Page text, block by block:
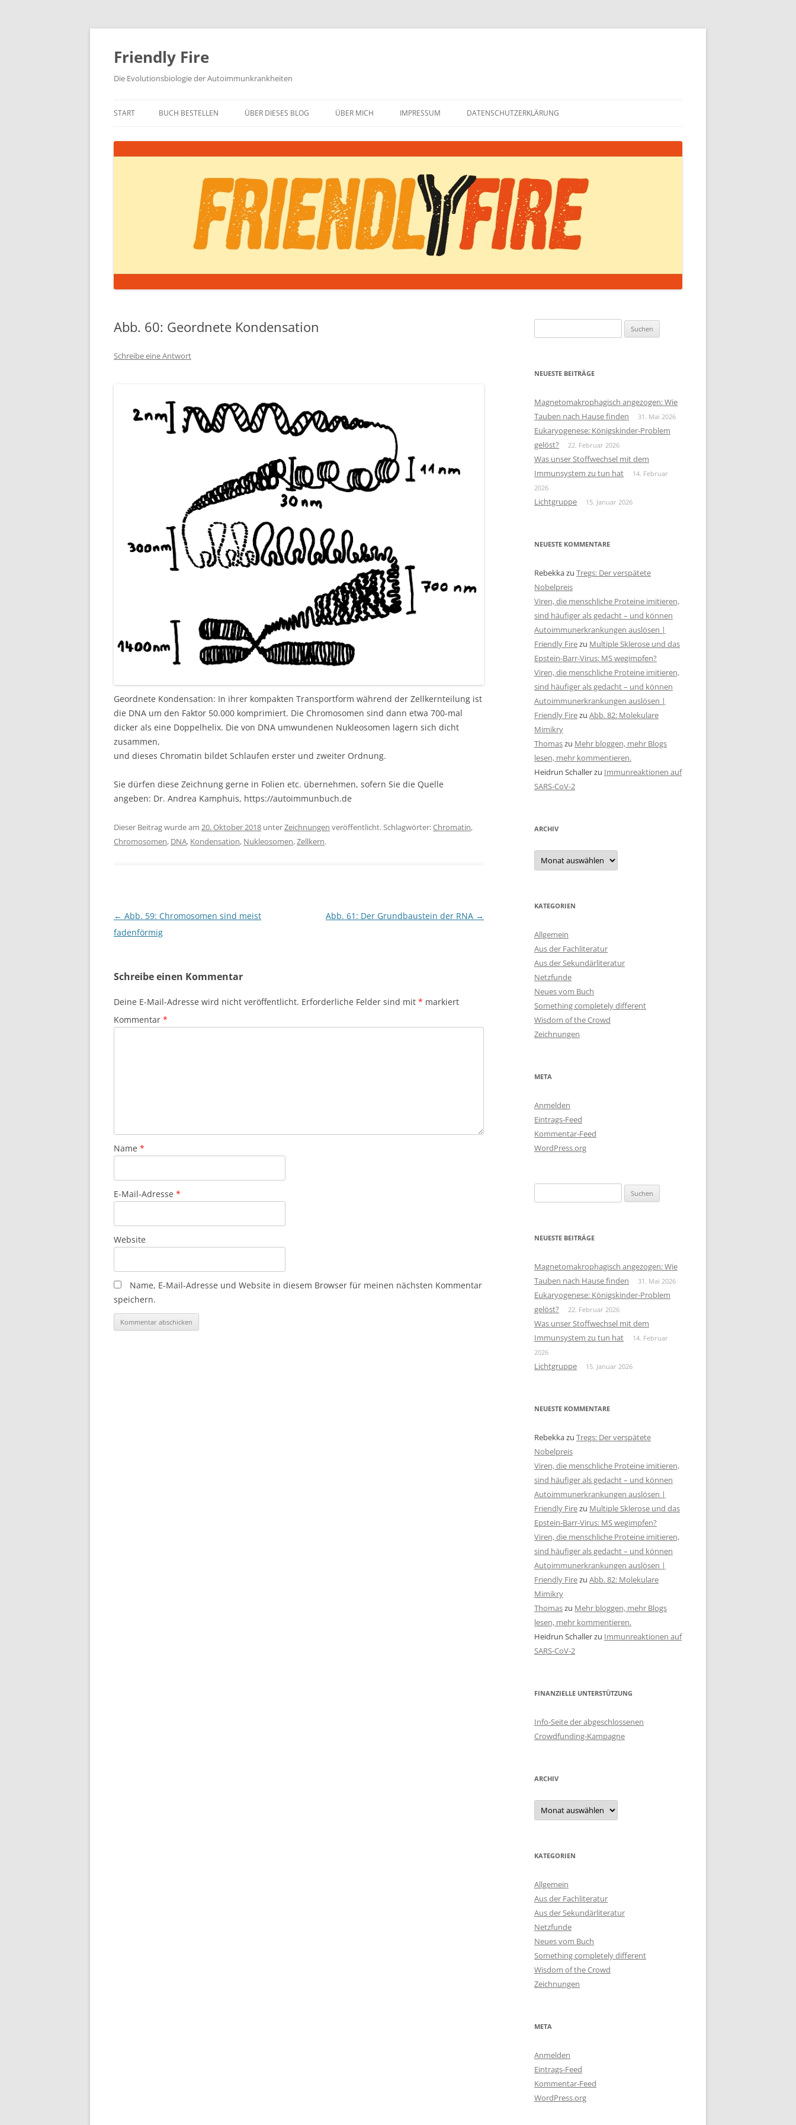
Zum
springen
Friendly Fire
Die Evolutionsbiologie der Autoimmunkrankheiten
START BUCH BESTELLEN ÜBER DIESES BLOG ÜBER MICH IMPRESSUM DATENSCHUTZERKLÄRUNG
Abb. 60: Geordnete Kondensation
Schreibe eine Antwort
Geordnete Kondensation: In ihrer kompakten Transportform während der Zellkernteilung ist
die DNA um den Faktor 50.000 komprimiert. Die Chromosomen sind dann etwa 700-mal
dicker als eine Doppelhelix. Die von DNA umwundenen Nukleosomen lagern sich dicht
zusammen,
und dieses Chromatin bildet Schlaufen erster und zweiter Ordnung.
Sie dürfen diese Zeichnung gerne in Folien etc. übernehmen, sofern Sie die Quelle
angeben: Dr. Andrea Kamphuis, https://autoimmunbuch.de
Dieser Beitrag wurde am 20. Oktober 2018 unterZeichnungen veröffentlicht. Schlagwörter:Chromatin,
Chromosomen, DNA, Kondensation, Nukleosomen,Zellkern.
Beitragsnavigation
← Abb. 59: Chromosomen sind meist
fadenförmig
Abb. 61: Der Grundbaustein der RNA →
Schreibe einen Kommentar
Deine E-Mail-Adresse wird nicht veröffentlicht. Erforderliche Felder sind mit * markiert
Kommentar *
Name *
E-Mail-Adresse *
Website
Name, E-Mail-Adresse und Website in diesem Browser für meinen nächsten Kommentar
speichern.
nach:
NEUESTE BEITRÄGE
Magnetomakrophagisch angezogen: Wie
Tauben nach Hause finden
31. Mai 2026
Eukaryogenese: Königskinder-Problem
gelöst?
22. Februar 2026
Was unser Stoffwechsel mit dem
Immunsystem zu tun hat
14. Februar
2026
Lichtgruppe 15. Januar 2026
NEUESTE KOMMENTARE
Rebekkazu Tregs: Der verspätete
Nobelpreis
Viren, die menschliche Proteine imitieren,
sind häufiger als gedacht – und können
Autoimmunerkrankungen auslösen |
Friendly Firezu Multiple Sklerose und das
Epstein-Barr-Virus: MS wegimpfen?
Viren, die menschliche Proteine imitieren,
sind häufiger als gedacht – und können
Autoimmunerkrankungen auslösen |
Friendly Firezu Abb. 82: Molekulare
Mimikry
Thomaszu Mehr bloggen, mehr Blogs
lesen, mehr kommentieren.
Heidrun Schallerzu Immunreaktionen auf
SARS-CoV-2
ARCHIV
Archiv
KATEGORIEN
Allgemein
Aus der Fachliteratur
Aus der Sekundärliteratur
Netzfunde
Neues vom Buch
Something completely different
Wisdom of the Crowd
Zeichnungen
META
Anmelden
Eintrags-Feed
Kommentar-Feed
WordPress.org
nach:
NEUESTE BEITRÄGE
Magnetomakrophagisch angezogen: Wie
Tauben nach Hause finden
31. Mai 2026
Eukaryogenese: Königskinder-Problem
gelöst?
22. Februar 2026
Was unser Stoffwechsel mit dem
Immunsystem zu tun hat
14. Februar
2026
Lichtgruppe 15. Januar 2026
NEUESTE KOMMENTARE
Rebekkazu Tregs: Der verspätete
Nobelpreis
Viren, die menschliche Proteine imitieren,
sind häufiger als gedacht – und können
Autoimmunerkrankungen auslösen |
Friendly Firezu Multiple Sklerose und das
Epstein-Barr-Virus: MS wegimpfen?
Viren, die menschliche Proteine imitieren,
sind häufiger als gedacht – und können
Autoimmunerkrankungen auslösen |
Friendly Firezu Abb. 82: Molekulare
Mimikry
Thomaszu Mehr bloggen, mehr Blogs
lesen, mehr kommentieren.
Heidrun Schallerzu Immunreaktionen auf
SARS-CoV-2
FINANZIELLE UNTERSTÜTZUNG
Info-Seite der abgeschlossenen
Crowdfunding-Kampagne
ARCHIV
Archiv
KATEGORIEN
Allgemein
Aus der Fachliteratur
Aus der Sekundärliteratur
Netzfunde
Neues vom Buch
Something completely different
Wisdom of the Crowd
Zeichnungen
META
Anmelden
Eintrags-Feed
Kommentar-Feed
WordPress.org